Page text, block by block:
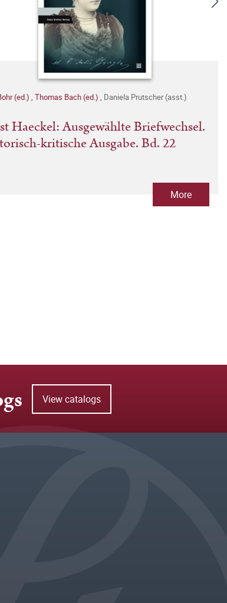
(ed.) , Thomas Bach (ed.) , Daniela Prutscher (asst.)
Haeckel: Ausgewählte Briefwechsel.
kritische Ausgabe. Bd. 22
More
View catalogs